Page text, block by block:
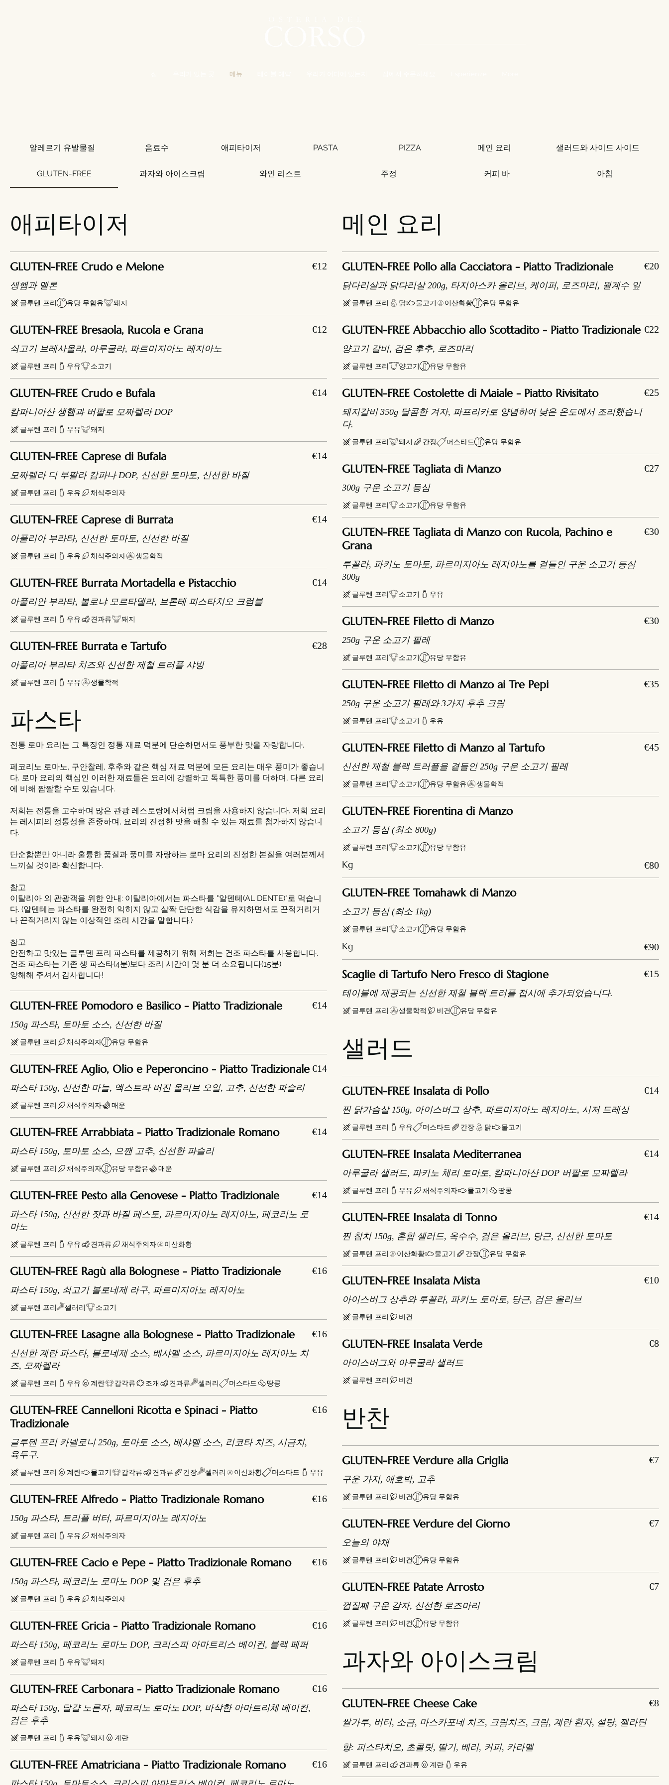
메뉴
알레르기 유발물질 음료수 애피타이저 PASTA PIZZA 메인 요리 샐러드와 사이드 사이드
GLUTEN-FREE 과자와 아이스크림 와인 리스트 주정 커피 바 아침
애피타이저
GLUTEN-FREE Crudo e Melone
생햄과 멜론
€12
글루텐 프리 유당 무함유 돼지
GLUTEN-FREE Bresaola, Rucola e Grana
쇠고기 브레사올라, 아루굴라, 파르미지아노 레지아노
€12
글루텐 프리 우유 소고기
GLUTEN-FREE Crudo e Bufala
캄파니아산 생햄과 버팔로 모짜렐라 DOP
€14
글루텐 프리 우유 돼지
GLUTEN-FREE Caprese di Bufala
모짜렐라 디 부팔라 캄파나 DOP, 신선한 토마토, 신선한 바질
€14
글루텐 프리 우유 채식주의자
GLUTEN-FREE Caprese di Burrata
아풀리아 부라타, 신선한 토마토, 신선한 바질
€14
글루텐 프리 우유 채식주의자 생물학적
GLUTEN-FREE Burrata Mortadella e Pistacchio
아풀리안 부라타, 볼로냐 모르타델라, 브론테 피스타치오 크럼블
€14
글루텐 프리 우유 견과류 돼지
GLUTEN-FREE Burrata e Tartufo
아풀리아 부라타 치즈와 신선한 제철 트러플 샤빙
€28
글루텐 프리 우유 생물학적
파스타
전통 로마 요리는 그 특징인 정통 재료 덕분에 단순하면서도 풍부한 맛을 자랑합니다.
페코리노 로마노, 구안찰레, 후추와 같은 핵심 재료 덕분에 모든 요리는 매우 풍미가 좋습니
다. 로마 요리의 핵심인 이러한 재료들은 요리에 강렬하고 독특한 풍미를 더하며, 다른 요리
에 비해 짭짤할 수도 있습니다.
저희는 전통을 고수하며 많은 관광 레스토랑에서처럼 크림을 사용하지 않습니다. 저희 요리
는 레시피의 정통성을 존중하며, 요리의 진정한 맛을 해칠 수 있는 재료를 첨가하지 않습니
다.
단순함뿐만 아니라 훌륭한 품질과 풍미를 자랑하는 로마 요리의 진정한 본질을 여러분께서
느끼실 것이라 확신합니다.
참고
이탈리아 외 관광객을 위한 안내: 이탈리아에서는 파스타를 "알덴테(AL DENTE)"로 먹습니
다. (알덴테는 파스타를 완전히 익히지 않고 살짝 단단한 식감을 유지하면서도 끈적거리거
나 끈적거리지 않는 이상적인 조리 시간을 말합니다.)
참고
안전하고 맛있는 글루텐 프리 파스타를 제공하기 위해 저희는 건조 파스타를 사용합니다.
건조 파스타는 기존 생 파스타(4분)보다 조리 시간이 몇 분 더 소요됩니다(15분).
양해해 주셔서 감사합니다!
GLUTEN-FREE Pomodoro e Basilico - Piatto Tradizionale
150g 파스타, 토마토 소스, 신선한 바질
€14
글루텐 프리 채식주의자 유당 무함유
GLUTEN-FREE Aglio, Olio e Peperoncino - Piatto Tradizionale
파스타 150g, 신선한 마늘, 엑스트라 버진 올리브 오일, 고추, 신선한 파슬리
€14
글루텐 프리 채식주의자 매운
GLUTEN-FREE Arrabbiata - Piatto Tradizionale Romano
파스타 150g, 토마토 소스, 으깬 고추, 신선한 파슬리
€14
글루텐 프리 채식주의자 유당 무함유 매운
GLUTEN-FREE Pesto alla Genovese - Piatto Tradizionale
파스타 150g, 신선한 잣과 바질 페스토, 파르미지아노 레지아노, 페코리노 로
마노
€14
글루텐 프리 우유 견과류 채식주의자 이산화황
GLUTEN-FREE Ragù alla Bolognese - Piatto Tradizionale
파스타 150g, 쇠고기 볼로네제 라구, 파르미지아노 레지아노
€16
글루텐 프리 셀러리 소고기
GLUTEN-FREE Lasagne alla Bolognese - Piatto Tradizionale
신선한 계란 파스타, 볼로네제 소스, 베샤멜 소스, 파르미지아노 레지아노 치
즈, 모짜렐라
€16
글루텐 프리 우유 계란 갑각류 조개 견과류 셀러리 머스타드 땅콩
GLUTEN-FREE Cannelloni Ricotta e Spinaci - Piatto
Tradizionale
글루텐 프리 카넬로니 250g, 토마토 소스, 베샤멜 소스, 리코타 치즈, 시금치,
육두구.
€16
글루텐 프리 계란 물고기 갑각류 견과류 간장 셀러리 이산화황 머스타드 우유
GLUTEN-FREE Alfredo - Piatto Tradizionale Romano
150g 파스타, 트리플 버터, 파르미지아노 레지아노
€16
글루텐 프리 우유 채식주의자
GLUTEN-FREE Cacio e Pepe - Piatto Tradizionale Romano
150g 파스타, 페코리노 로마노 DOP 및 검은 후추
€16
글루텐 프리 우유 채식주의자
GLUTEN-FREE Gricia - Piatto Tradizionale Romano
파스타 150g, 페코리노 로마노 DOP, 크리스피 아마트리스 베이컨, 블랙 페퍼
€16
글루텐 프리 우유 돼지
GLUTEN-FREE Carbonara - Piatto Tradizionale Romano
파스타 150g, 달걀 노른자, 페코리노 로마노 DOP, 바삭한 아마트리체 베이컨,
검은 후추
€16
글루텐 프리 우유 돼지 계란
GLUTEN-FREE Amatriciana - Piatto Tradizionale Romano €16
메인 요리
GLUTEN-FREE Pollo alla Cacciatora - Piatto Tradizionale
닭다리살과 닭다리살 200g, 타지아스카 올리브, 케이퍼, 로즈마리, 월계수 잎
€20
글루텐 프리 닭 물고기 이산화황 유당 무함유
GLUTEN-FREE Abbacchio allo Scottadito - Piatto Tradizionale
양고기 갈비, 검은 후추, 로즈마리
€22
글루텐 프리 양고기 유당 무함유
GLUTEN-FREE Costolette di Maiale - Piatto Rivisitato
돼지갈비 350g 달콤한 겨자, 파프리카로 양념하여 낮은 온도에서 조리했습니
다.
€25
글루텐 프리 돼지 간장 머스타드 유당 무함유
GLUTEN-FREE Tagliata di Manzo
300g 구운 소고기 등심
€27
글루텐 프리 소고기 유당 무함유
GLUTEN-FREE Tagliata di Manzo con Rucola, Pachino e
Grana
루꼴라, 파키노 토마토, 파르미지아노 레지아노를 곁들인 구운 소고기 등심
300g
€30
글루텐 프리 소고기 우유
GLUTEN-FREE Filetto di Manzo
250g 구운 소고기 필레
€30
글루텐 프리 소고기 유당 무함유
GLUTEN-FREE Filetto di Manzo ai Tre Pepi
250g 구운 소고기 필레와 3가지 후추 크림
€35
글루텐 프리 소고기 우유
GLUTEN-FREE Filetto di Manzo al Tartufo
신선한 제철 블랙 트러플을 곁들인 250g 구운 소고기 필레
€45
글루텐 프리 소고기 유당 무함유 생물학적
GLUTEN-FREE Fiorentina di Manzo
소고기 등심 (최소 800g)
Kg €80
글루텐 프리 소고기 유당 무함유
GLUTEN-FREE Tomahawk di Manzo
소고기 등심 (최소 1kg)
Kg €90
글루텐 프리 소고기 유당 무함유
Scaglie di Tartufo Nero Fresco di Stagione
테이블에 제공되는 신선한 제철 블랙 트러플 접시에 추가되었습니다.
€15
글루텐 프리 생물학적 비건 유당 무함유
샐러드
GLUTEN-FREE Insalata di Pollo
찐 닭가슴살 150g, 아이스버그 상추, 파르미지아노 레지아노, 시저 드레싱
€14
글루텐 프리 우유 머스타드 간장 닭 물고기
GLUTEN-FREE Insalata Mediterranea
아루굴라 샐러드, 파키노 체리 토마토, 캄파니아산 DOP 버팔로 모짜렐라
€14
글루텐 프리 우유 채식주의자 물고기 땅콩
GLUTEN-FREE Insalata di Tonno
찐 참치 150g, 혼합 샐러드, 옥수수, 검은 올리브, 당근, 신선한 토마토
€14
글루텐 프리 이산화황 물고기 간장 유당 무함유
GLUTEN-FREE Insalata Mista
아이스버그 상추와 루꼴라, 파키노 토마토, 당근, 검은 올리브
€10
글루텐 프리 비건
GLUTEN-FREE Insalata Verde
아이스버그와 아루굴라 샐러드
€8
글루텐 프리 비건
반찬
GLUTEN-FREE Verdure alla Griglia
구운 가지, 애호박, 고추
€7
글루텐 프리 비건 유당 무함유
GLUTEN-FREE Verdure del Giorno
오늘의 야채
€7
글루텐 프리 비건 유당 무함유
GLUTEN-FREE Patate Arrosto
껍질째 구운 감자, 신선한 로즈마리
€7
글루텐 프리 비건 유당 무함유
과자와 아이스크림
GLUTEN-FREE Cheese Cake
쌀가루, 버터, 소금, 마스카포네 치즈, 크림치즈, 크림, 계란 흰자, 설탕, 젤라틴
향: 피스타치오, 초콜릿, 딸기, 베리, 커피, 카라멜
€8
글루텐 프리 견과류 계란 우유